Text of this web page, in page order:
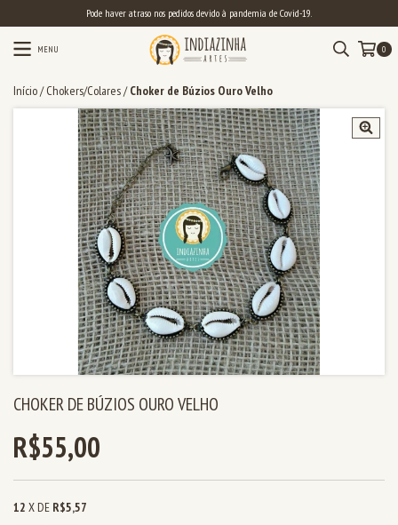
Pode haver atraso nos pedidos devido à pandemia de Covid-19.
MENU 0
Início/ Chokers/Colares/ Choker de Búzios Ouro Velho
CHOKER DE BÚZIOS OURO VELHO
R$55,00
12 X DE R$5,57